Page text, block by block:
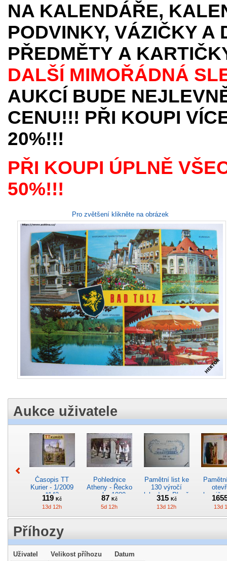
NA KALENDÁŘE,
PODVINKY, VÁZIČKY A
PŘEDMĚTY A
DALŠÍ MIMOŘÁDNÁ
AUKCÍ BUDE
CENU!!! PŘI KOUPI
20%!!!
PŘI KOUPI ÚPLNĚ
50%!!!
Pro zvětšení klikněte na obrázek
Aukce uživatele
Časopis TT
Kurier - 1/2009
*142
119Kč
13d 12h
Pohlednice
Atheny - Řecko
z roku 1989.
Nová nepoužitá
*5019
87 Kč
5d 12h
Pamětní list ke
130 výročí
lokodepa Plzeň
*2963
315 Kč
13d 12h 13d
Příhozy
Uživatel Velikost příhozu Datum